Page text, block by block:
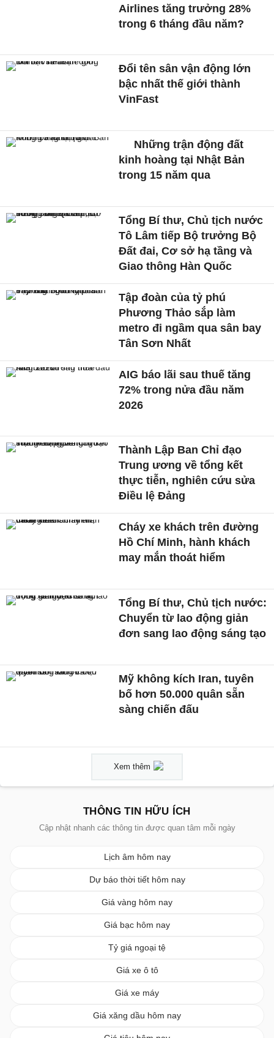
Airlines tăng trưởng 28%
trong 6 tháng đầu năm?
Đổi tên sân vận động lớn
bậc nhất thế giới thành
VinFast
Những trận động đất
kinh hoàng tại Nhật Bản
trong 15 năm qua
Tổng Bí thư, Chủ tịch nước
Tô Lâm tiếp Bộ trưởng Bộ
Đất đai, Cơ sở hạ tầng và
Giao thông Hàn Quốc
Tập đoàn của tỷ phú
Phương Thảo sắp làm
metro đi ngầm qua sân bay
Tân Sơn Nhất
AIG báo lãi sau thuế tăng
72% trong nửa đầu năm
2026
Thành Lập Ban Chỉ đạo
Trung ương về tổng kết
thực tiễn, nghiên cứu sửa
Điều lệ Đảng
Cháy xe khách trên đường
Hồ Chí Minh, hành khách
may mắn thoát hiểm
Tổng Bí thư, Chủ tịch nước:
Chuyển từ lao động giản
đơn sang lao động sáng tạo
Mỹ không kích Iran, tuyên
bố hơn 50.000 quân sẵn
sàng chiến đấu
Xem thêm
THÔNG TIN HỮU ÍCH
Cập nhật nhanh các thông tin được quan tâm mỗi ngày
Lịch âm hôm nay
Dự báo thời tiết hôm nay
Giá vàng hôm nay
Giá bạc hôm nay
Tỷ giá ngoại tệ
Giá xe ô tô
Giá xe máy
Giá xăng dầu hôm nay